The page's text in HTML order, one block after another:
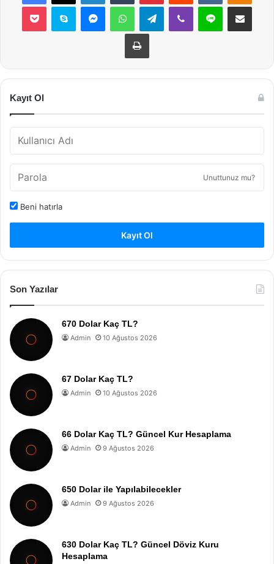
Pocket Skype MessengerWhatsAppTelegramViber Line E-Posta ile
Yazdır
Kayıt Ol
Unuttunuz mu?
Beni hatırla
Kayıt Ol
Son Yazılar
670 Dolar Kaç TL?
Admin 10 Ağustos 2026
67 Dolar Kaç TL?
Admin 10 Ağustos 2026
66 Dolar Kaç TL? Güncel Kur Hesaplama
Admin 9 Ağustos 2026
650 Dolar ile Yapılabilecekler
Admin 9 Ağustos 2026
630 Dolar Kaç TL? Güncel Döviz Kuru
Hesaplama